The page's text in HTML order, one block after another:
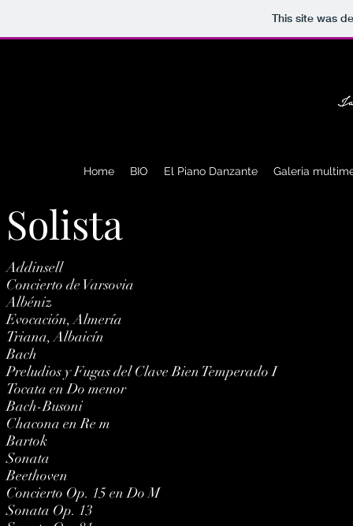
This site was
Home BIO El Piano Danzante Galeria
Solista
Addinsell
Concierto de Varsovia
Albéniz
Evocación, Almería
Triana, Albaicín
Bach
Preludios y Fugas del Clave Bien Temperado I
Tocata en Do menor
Bach-Busoni
Chacona en Re m
Bartok
Sonata
Beethoven
Concierto Op. 15 en Do M
Sonata Op. 13